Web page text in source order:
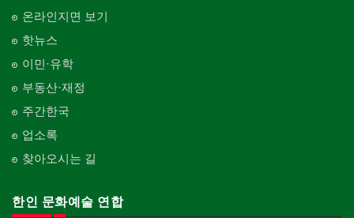
온라인지면 보기
핫뉴스
이민·유학
부동산·재정
주간한국
업소록
찾아오시는 길
한인 문화예술 연합